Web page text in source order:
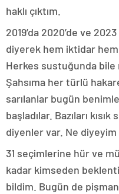
haklı çıktım.
2019’da 2020’de ve
diyerek hem iktidar
Herkes sustuğunda bile
Şahsıma her türlü
sarılanlar bugün
başladılar. Bazıları
diyenler var. Ne
31 seçimlerine hür ve
kadar kimseden
bildim. Bugün de pişman